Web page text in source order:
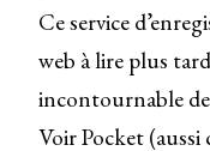
Ce service
web à lire plus
incontournable
Voir Pocket